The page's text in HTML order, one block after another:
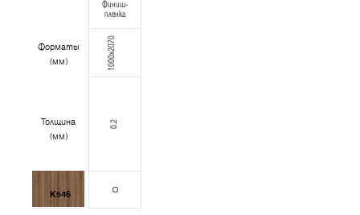
Форматы
(мм)
Толщина
(мм)
Финиш-
пленка
1000x2070
0.2
K546